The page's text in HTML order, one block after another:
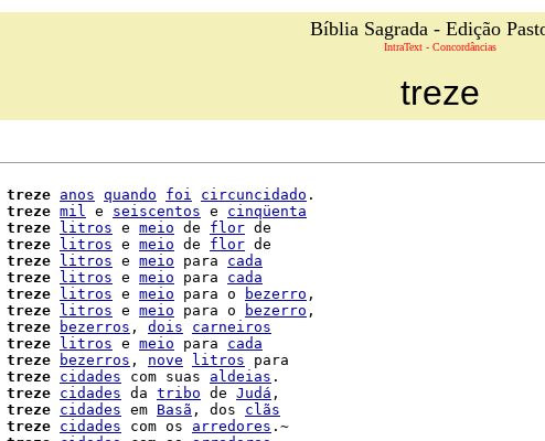
Bíblia Sagrada - Edição
IntraText - Concordâncias
treze
treze anos quando foi circuncidado .
treze mil e seiscentos e cinqüenta
treze litros e meio de flor de
treze litros e meio de flor de
treze litros e meio para cada
treze litros e meio para cada
treze litros e meio para o bezerro ,
treze litros e meio para o bezerro ,
treze bezerros , dois
carneiros
treze litros e meio para cada
treze bezerros , nove litros para
treze cidades com suas aldeias .
treze cidades da tribo de Judá ,
treze cidades em Basã , dos clãs
treze cidades com os arredores .~